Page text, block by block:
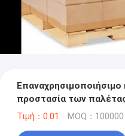
προστασία των
αποθήκευση
Τιμή：0.01 MOQ：100000